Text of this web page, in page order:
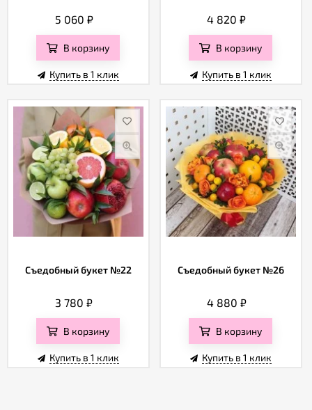
5 060 ₽
В корзину
Купить в 1 клик
4 820₽
В корзину
Купить в 1 клик
Съедобный букет №22
3 780₽
В корзину
Купить в 1 клик
Съедобный букет №26
4 880 ₽
В корзину
Купить в 1 клик